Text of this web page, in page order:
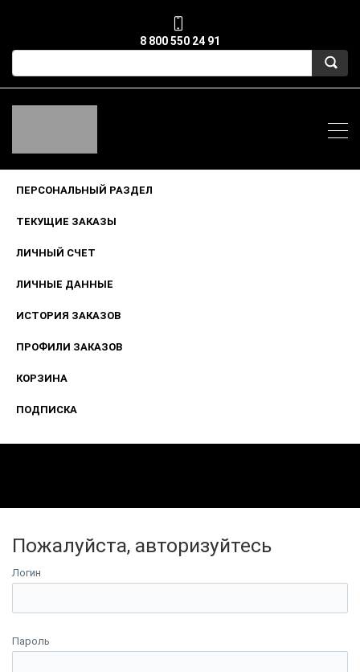
8 800 550 24 91
ПЕРСОНАЛЬНЫЙ РАЗДЕЛ
ТЕКУЩИЕ ЗАКАЗЫ
ЛИЧНЫЙ СЧЕТ
ЛИЧНЫЕ ДАННЫЕ
ИСТОРИЯ ЗАКАЗОВ
ПРОФИЛИ ЗАКАЗОВ
КОРЗИНА
ПОДПИСКА
Пожалуйста, авторизуйтесь
Логин
Пароль